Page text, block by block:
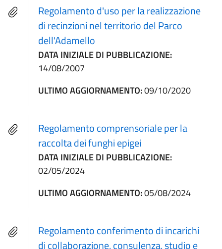
Regolamento d'uso per la realizzazione
di recinzioni nel territorio del Parco
dell'Adamello
DATA INIZIALE DI PUBBLICAZIONE:
14/08/2007
ULTIMO AGGIORNAMENTO:09/10/2020
Regolamento comprensoriale per la
raccolta dei funghi epigei
DATA INIZIALE DI PUBBLICAZIONE:
02/05/2024
ULTIMO AGGIORNAMENTO:05/08/2024
Regolamento conferimento di incarichi
di collaborazione, consulenza, studio e